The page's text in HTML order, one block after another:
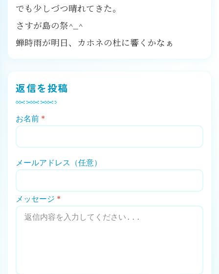
でも少しづつ晴れてきた。
さすが島の祭^_^
蝉時雨が明日、カホネの杜に響くかなぁ
返信を投稿
お名前 *
メールアドレス（任意）
メッセージ *